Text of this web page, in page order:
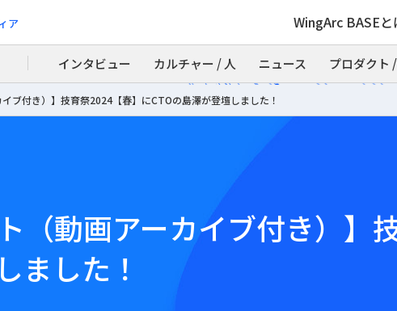
ア
インタビュー カルチャー / 人 ニュース プロダクト
WingArc BASEと
イブ付き）】技育祭2024【春】にCTOの島澤が登壇しました！
（動画アーカイブ付き）】
ました！